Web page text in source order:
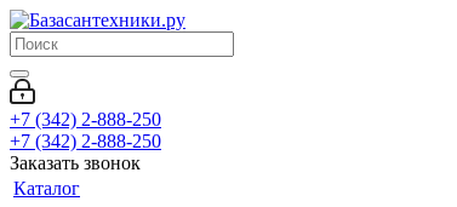
+7 (342) 2-888-250
+7 (342) 2-888-250
Заказать звонок
Каталог